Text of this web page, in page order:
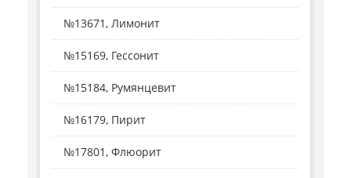
№13671, Лимонит
№15169, Гессонит
№15184, Румянцевит
№16179, Пирит
№17801, Флюорит